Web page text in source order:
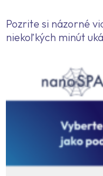
Pozrite si názorné
niekoľkých minút